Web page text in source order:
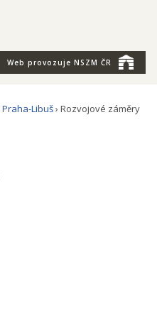
Web provozuje NSZM ČR
Praha-Libuš› Rozvojové záměry